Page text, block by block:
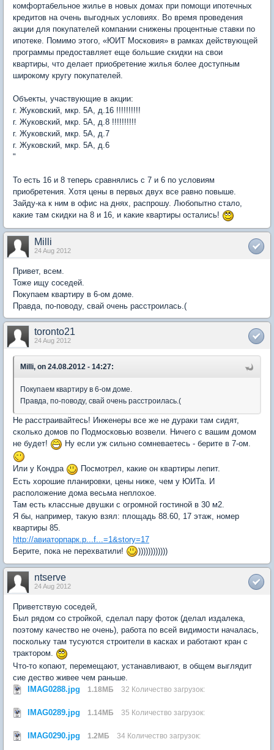
комфортабельное жилье в новых домах при помощи ипотечных
кредитов на очень выгодных условиях. Во время проведения
акции для покупателей компании снижены процентные ставки по
ипотеке. Помимо этого, «ЮИТ Московия» в рамках действующей
программы предоставляет еще большие скидки на свои
квартиры, что делает приобретение жилья более доступным
широкому кругу покупателей.
Объекты, участвующие в акции:
г. Жуковский, мкр. 5А, д.16 !!!!!!!!!!
г. Жуковский, мкр. 5А, д.8 !!!!!!!!!!
г. Жуковский, мкр. 5А, д.7
г. Жуковский, мкр. 5А, д.6
"
То есть 16 и 8 теперь сравнялись с 7 и 6 по условиям
приобретения. Хотя цены в первых двух все равно повыше.
Зайду-ка к ним в офис на днях, распрошу. Любопытно стало,
какие там скидки на 8 и 16, и какие квартиры остались!
Milli
24 Aug 2012
Привет, всем.
Тоже ищу соседей.
Покупаем квартиру в 6-ом доме.
Правда, по-поводу, свай очень расстроилась.(
toronto21
24 Aug 2012
Milli, on 24.08.2012 - 14:27:
Покупаем квартиру в 6-ом доме.
Правда, по-поводу, свай очень расстроилась.(
Не расстраивайтесь! Инженеры все же не дураки там сидят,
сколько домов по Подмосковью возвели. Ничего с вашим домом
не будет!
Ну если уж сильно сомневаетесь - берите в 7-ом.
Или у Кондра
Посмотрел, какие он квартиры лепит.
Есть хорошие планировки, цены ниже, чем у ЮИТа. И
расположение дома весьма неплохое.
Там есть классные двушки с огромной гостиной в 30 м2.
Я бы, например, такую взял: площадь 88.60, 17 этаж, номер
квартиры 85.
http://авиаторпарк.р...f...=1&story=17
Берите, пока не перехватили!
))))))))))))
ntserve
24 Aug 2012
Приветствую соседей,
Был рядом со стройкой, сделал пару фоток (делал издалека,
поэтому качество не очень), работа по всей видимости началась,
поскольку там тусуются строители в касках и работают кран с
трактором.
Что-то копают, перемещают, устанавливают, в общем выглядит
сие дество живее чем раньше.
IMAG0288.jpg
1.18МБ 32 Количество загрузок:
IMAG0289.jpg 1.14МБ 35 Количество загрузок:
IMAG0290.jpg 1.2МБ 34 Количество загрузок: